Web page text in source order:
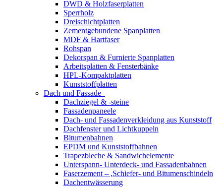
DWD & Holzfaserplatten
Sperrholz
Dreischichtplatten
Zementgebundene Spanplatten
MDF & Hartfaser
Rohspan
Dekorspan & Furnierte Spanplatten
Arbeitsplatten & Fensterbänke
HPL-Kompaktplatten
Kunststoffplatten
Dach und Fassade
Dachziegel & -steine
Fassadenpaneele
Dach- und Fassadenverkleidung aus Kunststoff
Dachfenster und Lichtkuppeln
Bitumenbahnen
EPDM und Kunststoffbahnen
Trapezbleche & Sandwichelemente
Unterspann- Unterdeck- und Fassadenbahnen
Faserzement – ,Schiefer- und Bitumenschindeln
Dachentwässerung